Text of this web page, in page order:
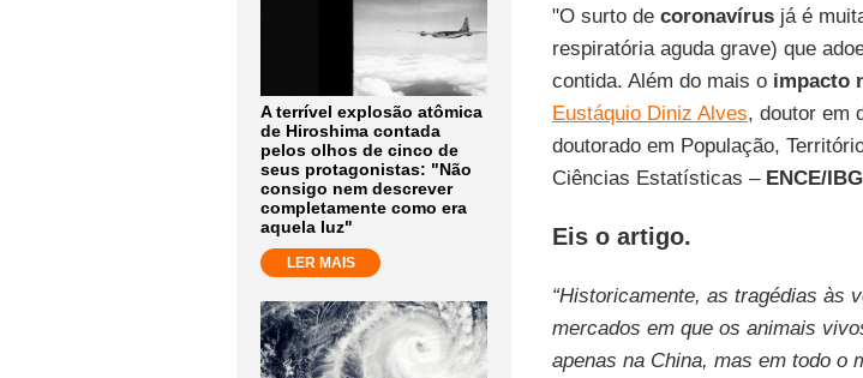
A terrível explosão atômica
de Hiroshima contada
pelos olhos de cinco de
seus protagonistas: "Não
consigo nem descrever
completamente como era
aquela luz"
LER MAIS
"O surto de coronavírusjá é
respiratória aguda grave) que
contida. Além do mais o impacto
Eustáquio Diniz Alves, doutor em
doutorado em População,
Ciências Estatísticas – ENCE/
Eis o artigo.
“Historicamente, as tragédias às
mercados em que os animais
apenas na China, mas em todo o